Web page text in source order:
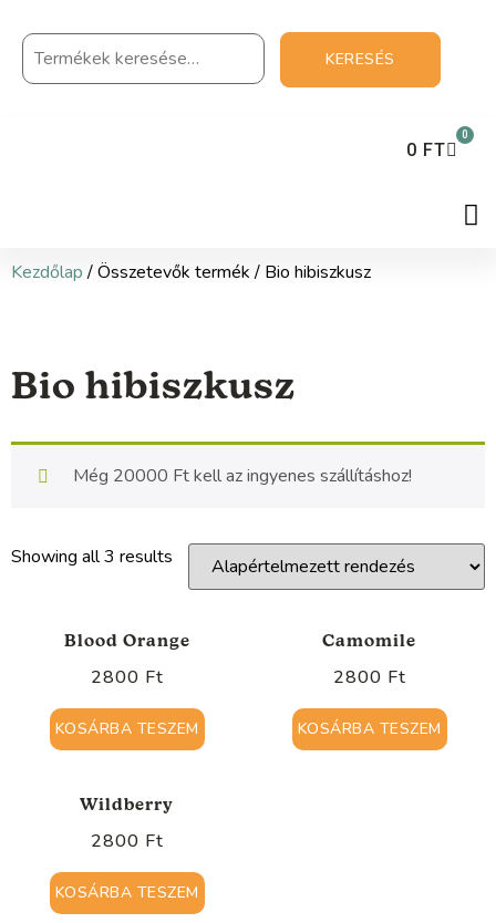
KERESÉS
0 FT
0
Kezdőlap/ Összetevők termék / Bio hibiszkusz
Bio hibiszkusz
Még 20000 Ftkell az ingyenes szállításhoz!
Showing all 3 results
Blood Orange
2800 Ft
KOSÁRBA TESZEM
Camomile
2800 Ft
KOSÁRBA TESZEM
Wildberry
2800 Ft
KOSÁRBA TESZEM